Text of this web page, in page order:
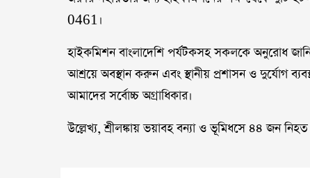
0461।
হাইকমিশন বাংলাদেশি পর্যটকসহ সকলকে অনুরোধ
আশ্রয়ে অবস্থান করুন এবং স্থানীয় প্রশাসন ও দুর্যোগ
আমাদের সর্বোচ্চ অগ্রাধিকার।
উল্লেখ্য, শ্রীলঙ্কায় ভয়াবহ বন্যা ও ভূমিধসে ৪৪ জন